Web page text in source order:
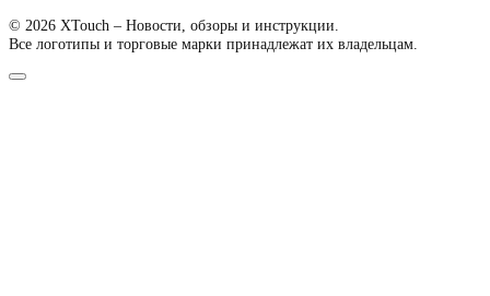
© 2026 XTouch – Новости, обзоры и инструкции.
Все логотипы и торговые марки принадлежат их владельцам.